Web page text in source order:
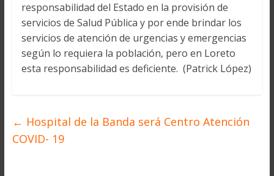
responsabilidad del Estado en la provisión de
servicios de Salud Pública y por ende brindar los
servicios de atención de urgencias y emergencias
según lo requiera la población, pero en Loreto
esta responsabilidad es deficiente. (Patrick López)
← Hospital de la Banda será Centro Atención
COVID- 19